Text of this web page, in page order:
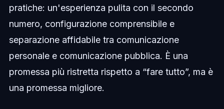
pratiche: un'esperienza pulita con il secondo
numero, configurazione comprensibile e
separazione affidabile tra comunicazione
personale e comunicazione pubblica. È una
promessa più ristretta rispetto a “fare tutto”, ma è
una promessa migliore.